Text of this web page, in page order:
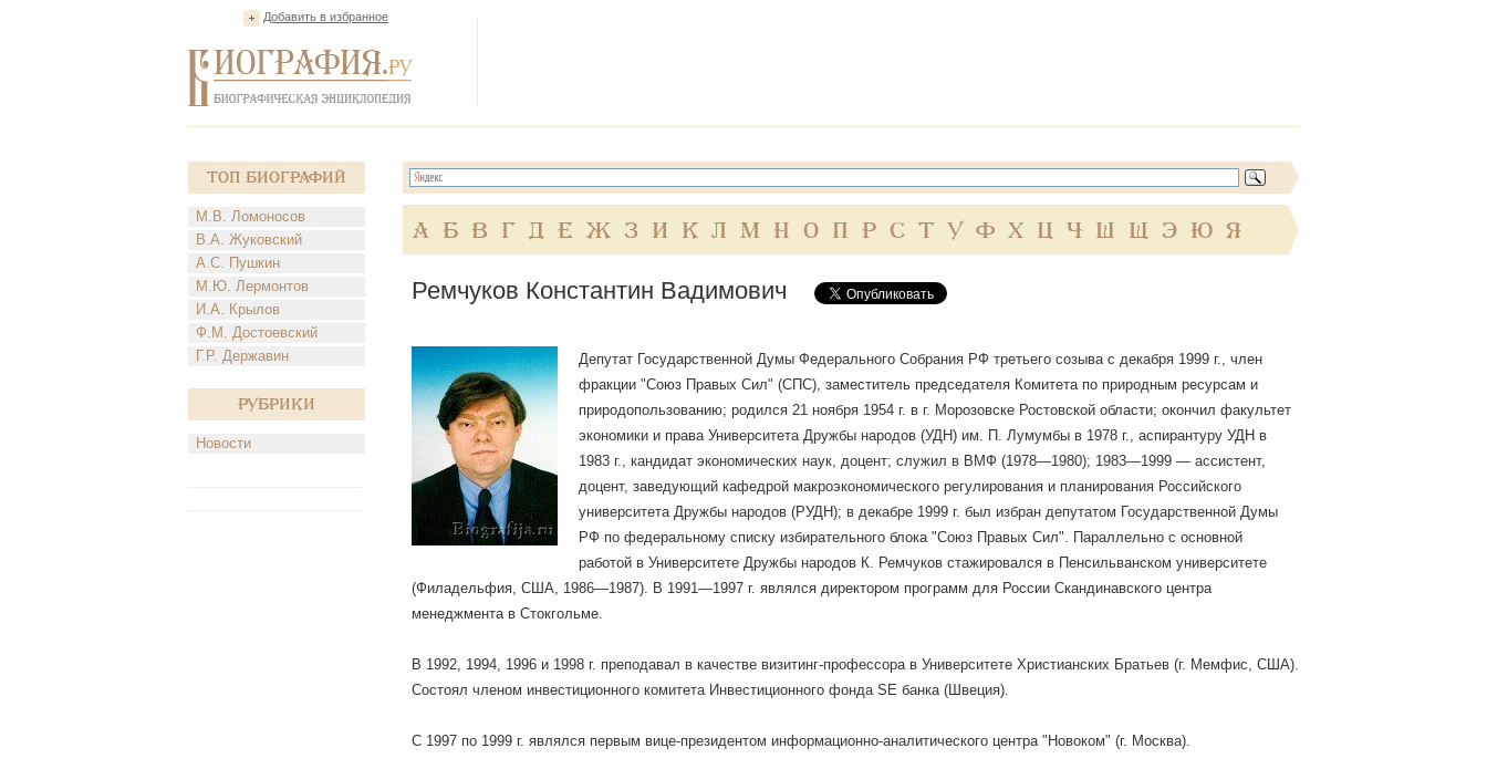
Добавить в избранное
Топ Биографий
М.В. Ломоносов
В.А. Жуковский
А.С. Пушкин
М.Ю. Лермонтов
И.А. Крылов
Ф.М. Достоевский
Г.Р. Державин
Рубрики
Новости
А Б В Г Д Е Ж З И К Л М Н О П Р С Т У Ф Х Ц Ч Ш Щ Э Ю Я
Ремчуков Константин Вадимович
Депутат Государственной Думы Федерального Собрания РФ третьего созыва с декабря 1999 г., член
фракции "Союз Правых Сил" (СПС), заместитель председателя Комитета по природным ресурсам и
природопользованию; родился 21 ноября 1954 г. в г. Морозовске Ростовской области; окончил факультет
экономики и права Университета Дружбы народов (УДН) им. П. Лумумбы в 1978 г., аспирантуру УДН в
1983 г., кандидат экономических наук, доцент; служил в ВМФ (1978—1980); 1983—1999 — ассистент,
доцент, заведующий кафедрой макроэкономического регулирования и планирования Российского
университета Дружбы народов (РУДН); в декабре 1999 г. был избран депутатом Государственной Думы
РФ по федеральному списку избирательного блока "Союз Правых Сил". Параллельно с основной
работой в Университете Дружбы народов К. Ремчуков стажировался в Пенсильванском университете
(Филадельфия, США, 1986—1987). В 1991—1997 г. являлся директором программ для России Скандинавского центра
менеджмента в Стокгольме.
В 1992, 1994, 1996 и 1998 г. преподавал в качестве визитинг-профессора в Университете Христианских Братьев (г. Мемфис, США).
Состоял членом инвестиционного комитета Инвестиционного фонда SE банка (Швеция).
С 1997 по 1999 г. являлся первым вице-президентом информационно-аналитического центра "Новоком" (г. Москва).